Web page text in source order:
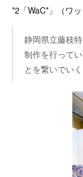
*2「WaC*」（ワ
静岡県立藤枝
制作を行って
とを繋いでい